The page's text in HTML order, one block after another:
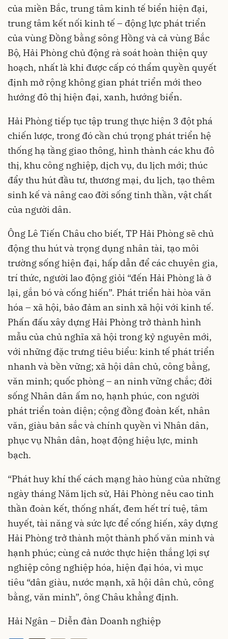
của miền Bắc, trung tâm kinh tế biển hiện đại,
trung tâm kết nối kinh tế – động lực phát triển
của vùng Đồng bằng sông Hồng và cả vùng Bắc
Bộ, Hải Phòng chủ động rà soát hoàn thiện quy
hoạch, nhất là khi được cấp có thẩm quyền quyết
định mở rộng không gian phát triển mới theo
hướng đô thị hiện đại, xanh, hướng biển.
Hải Phòng tiếp tục tập trung thực hiện 3 đột phá
chiến lược, trong đó cần chú trọng phát triển hệ
thống hạ tầng giao thông, hình thành các khu đô
thị, khu công nghiệp, dịch vụ, du lịch mới; thúc
đẩy thu hút đầu tư, thương mại, du lịch, tạo thêm
sinh kế và nâng cao đời sống tinh thần, vật chất
của người dân.
Ông Lê Tiến Châu cho biết, TP Hải Phòng sẽ chủ
động thu hút và trọng dụng nhân tài, tạo môi
trường sống hiện đại, hấp dẫn để các chuyên gia,
trí thức, người lao động giỏi “đến Hải Phòng là ở
lại, gắn bó và cống hiến”. Phát triển hài hòa văn
hóa – xã hội, bảo đảm an sinh xã hội với kinh tế.
Phấn đấu xây dựng Hải Phòng trở thành hình
mẫu của chủ nghĩa xã hội trong kỷ nguyên mới,
với những đặc trưng tiêu biểu: kinh tế phát triển
nhanh và bền vững; xã hội dân chủ, công bằng,
văn minh; quốc phòng – an ninh vững chắc; đời
sống Nhân dân ấm no, hạnh phúc, con người
phát triển toàn diện; cộng đồng đoàn kết, nhân
văn, giàu bản sắc và chính quyền vì Nhân dân,
phục vụ Nhân dân, hoạt động hiệu lực, minh
bạch.
“Phát huy khí thế cách mạng hào hùng của những
ngày tháng Năm lịch sử, Hải Phòng nêu cao tinh
thần đoàn kết, thống nhất, đem hết trí tuệ, tâm
huyết, tài năng và sức lực để cống hiến, xây dựng
Hải Phòng trở thành một thành phố văn minh và
hạnh phúc; cùng cả nước thực hiện thắng lợi sự
nghiệp công nghiệp hóa, hiện đại hóa, vì mục
tiêu “dân giàu, nước mạnh, xã hội dân chủ, công
bằng, văn minh”, ông Châu khẳng định.
Hải Ngân – Diễn đàn Doanh nghiệp